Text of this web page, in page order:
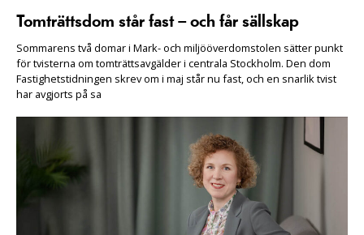
Tomträttsdom står fast – och får sällskap
Sommarens två domar i Mark- och miljööverdomstolen sätter punkt
för tvisterna om tomträttsavgälder i centrala Stockholm. Den dom
Fastighetstidningen skrev om i maj står nu fast, och en snarlik tvist
har avgjorts på sa